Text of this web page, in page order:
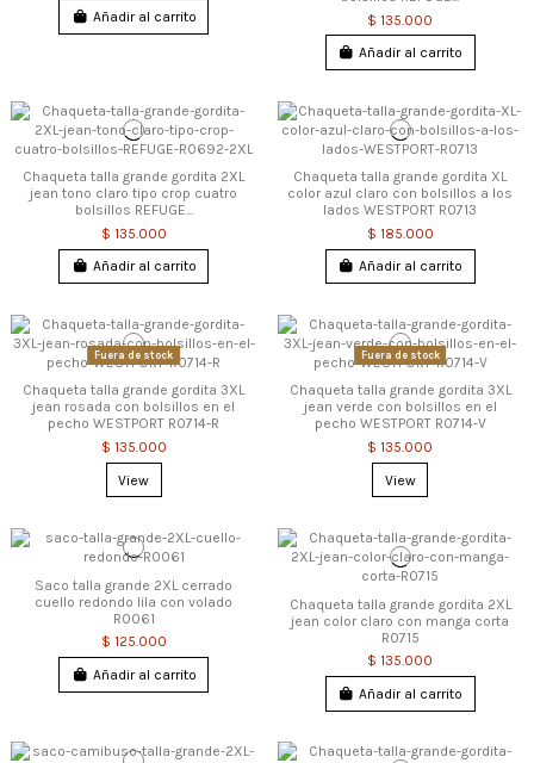
Añadir al carrito
$ 135.000
Añadir al carrito
Chaqueta talla grande gordita 2XL
jean tono claro tipo crop cuatro
bolsillos REFUGE...
$ 135.000
Añadir al carrito
Chaqueta talla grande gordita XL
color azul claro con bolsillos a los
lados WESTPORT R0713
$ 185.000
Añadir al carrito
Fuera de stock
Chaqueta talla grande gordita 3XL
jean rosada con bolsillos en el
pecho WESTPORT R0714-R
$ 135.000
View
Fuera de stock
Chaqueta talla grande gordita 3XL
jean verde con bolsillos en el
pecho WESTPORT R0714-V
$ 135.000
View
Saco talla grande 2XL cerrado
cuello redondo lila con volado
R0061
$ 125.000
Añadir al carrito
Chaqueta talla grande gordita 2XL
jean color claro con manga corta
R0715
$ 135.000
Añadir al carrito